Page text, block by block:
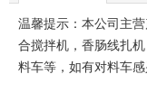
温馨提示：本公司主
合搅拌机，香肠线扎
料车等，如有对料车